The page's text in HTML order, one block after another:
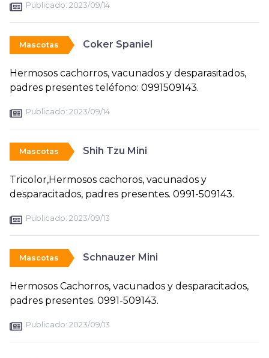
Publicado: 2023/09/14
Mascotas Coker Spaniel
Hermosos cachorros, vacunados y desparasitados,
padres presentes teléfono: 0991509143.
Publicado: 2023/09/14
Mascotas Shih Tzu Mini
Tricolor,Hermosos cachoros, vacunados y
desparacitados, padres presentes. 0991-509143.
Publicado: 2023/09/13
Mascotas Schnauzer Mini
Hermosos Cachorros, vacunados y desparacitados,
padres presentes. 0991-509143.
Publicado: 2023/09/13